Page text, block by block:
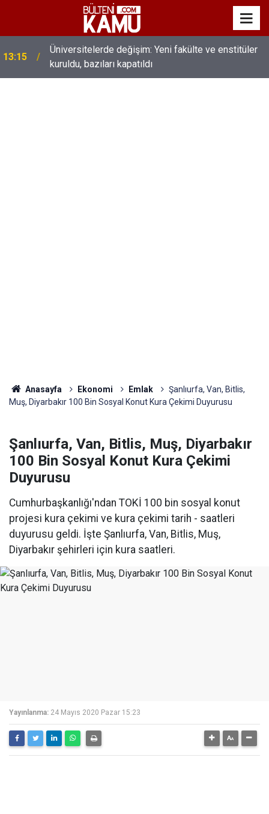
13:00
MEB’de üst düzey değişim: Genel müdürler değişti,
yeni isimler atandı
Anasayfa Ekonomi Emlak
Şanlıurfa, Van, Bitlis,
Muş, Diyarbakır 100 Bin Sosyal Konut Kura Çekimi Duyurusu
Şanlıurfa, Van, Bitlis, Muş, Diyarbakır
100 Bin Sosyal Konut Kura Çekimi
Duyurusu
Cumhurbaşkanlığı'ndan TOKİ 100 bin sosyal konut
projesi kura çekimi ve kura çekimi tarih - saatleri
duyurusu geldi. İşte Şanlıurfa, Van, Bitlis, Muş,
Diyarbakır şehirleri için kura saatleri.
Yayınlanma: 24 Mayıs 2020 Pazar 15:23